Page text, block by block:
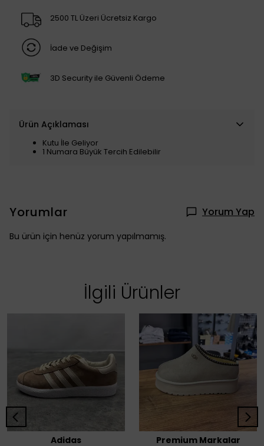
2500 TL Üzeri Ücretsiz Kargo
İade ve Değişim
3D Security ile Güvenli Ödeme
Ürün Açıklaması
Kutu İle Geliyor
1 Numara Büyük Tercih Edilebilir
Yorumlar Yorum Yap
Bu ürün için henüz yorum yapılmamış.
İlgili Ürünler
Adidas Premium Markalar